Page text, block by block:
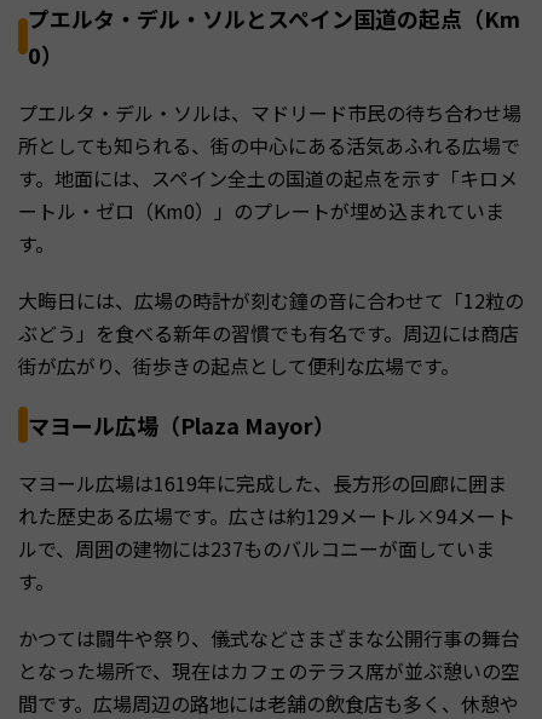
プエルタ・デル・ソルとスペイン国道の起点（Km
0）
プエルタ・デル・ソルは、マドリード市民の待ち合わせ場
所としても知られる、街の中心にある活気あふれる広場で
す。地面には、スペイン全土の国道の起点を示す「キロメ
ートル・ゼロ（Km0）」のプレートが埋め込まれていま
す。
大晦日には、広場の時計が刻む鐘の音に合わせて「12粒の
ぶどう」を食べる新年の習慣でも有名です。周辺には商店
街が広がり、街歩きの起点として便利な広場です。
マヨール広場（Plaza Mayor）
マヨール広場は1619年に完成した、長方形の回廊に囲ま
れた歴史ある広場です。広さは約129メートル×94メート
ルで、周囲の建物には237ものバルコニーが面していま
す。
かつては闘牛や祭り、儀式などさまざまな公開行事の舞台
となった場所で、現在はカフェのテラス席が並ぶ憩いの空
間です。広場周辺の路地には老舗の飲食店も多く、休憩や